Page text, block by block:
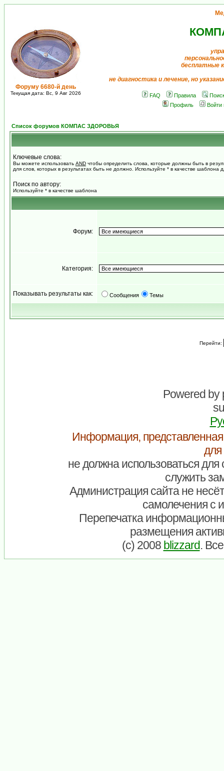
Форуму 6680-й день
Текущая дата: Вс, 9 Авг 2026
бесплатные
не диагностика и лечение, но
FAQ Правила
Профиль
Войти
Список форумов КОМПАС ЗДОРОВЬЯ
Ключевые слова:
Вы можете использовать AND чтобы определить слова, которые должны быть в
для слов, которых в результатах быть не должно. Используйте * в качестве шаблона
Поиск по автору:
Используйте * в качестве шаблона
Форум:
Категория:
Показывать результаты как: Сообщения Темы
Перейти:
Powered by
Информация,
для
не должна использоваться
служить
Администрация сайта не
самолечения с
Перепечатка
размещения
(c) 2008 blizzard.